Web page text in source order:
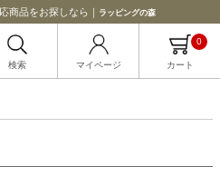
商品をお探しなら｜ ラッピングの森
検索 マイページ カート
0